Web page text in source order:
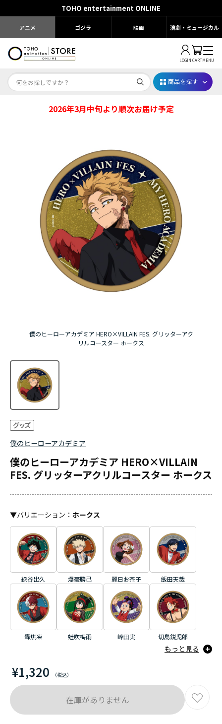
TOHO entertainment ONLINE
アニメ ゴジラ 映画 演劇・ミュージカル
LOGIN CARTMENU
じゅじゅフェス 2026
薬屋のひとりごと 夏の園遊会2026
名探偵コナン
アニメ『僕のヒーローアカデミア』10周年
ハイキュー!!ジャージ＆ユニフォーム
商品を探す
2026年3月中旬より順次お届け予定
僕のヒーローアカデミア HERO×VILLAIN FES. グリッターアク
リルコースター ホークス
僕のヒーローアカデミア
僕のヒーローアカデミア HERO×VILLAIN
FES. グリッターアクリルコースター ホークス
¥1,320
▼バリエーション ： ホークス
緑谷出久 爆豪勝己 麗日お茶子 飯田天哉
轟焦凍 蛙吹梅雨 峰田実 切島鋭児郎
もっと見る
在庫がありません